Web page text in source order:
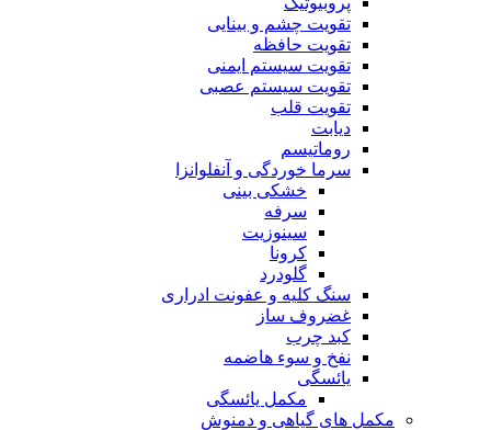
تقویت چشم و بینایی
تقویت حافظه
تقویت سیستم ایمنی
تقویت سیستم عصبی
تقویت قلب
دیابت
روماتیسم
سرما خوردگی و آنفلوانزا
خشکی بینی
سرفه
سینوزیت
کرونا
گلودرد
سنگ کلیه و عفونت ادراری
غضروف ساز
کبد چرب
نفخ و سوء هاضمه
یائسگی
مکمل یائسگی
مکمل های گیاهی و دمنوش